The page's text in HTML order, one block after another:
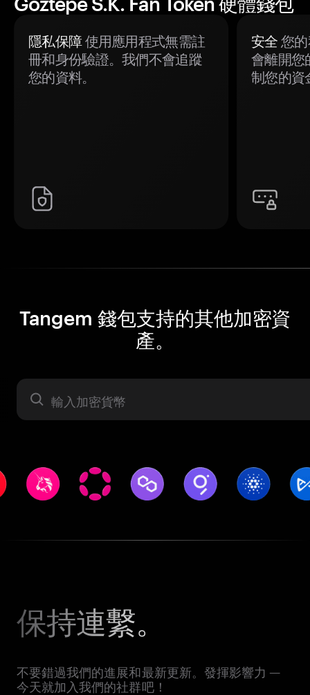
隱私保障使用應用程式無需註
冊和身份驗證。我們不會追蹤
您的資料。
安全 您
會離開您
制您的資
Tangem 錢包支持的其他加密資
產。
資產
保持連繫。
不要錯過我們的進展和最新更新。發揮影響力 —
今天就加入我們的社群吧！